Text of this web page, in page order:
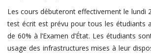
Les cours débuteront effectivement le lundi
test écrit est prévu pour tous les étudiants
de 60% à l’Examen d’État. Les étudiants
usage des infrastructures mises à leur